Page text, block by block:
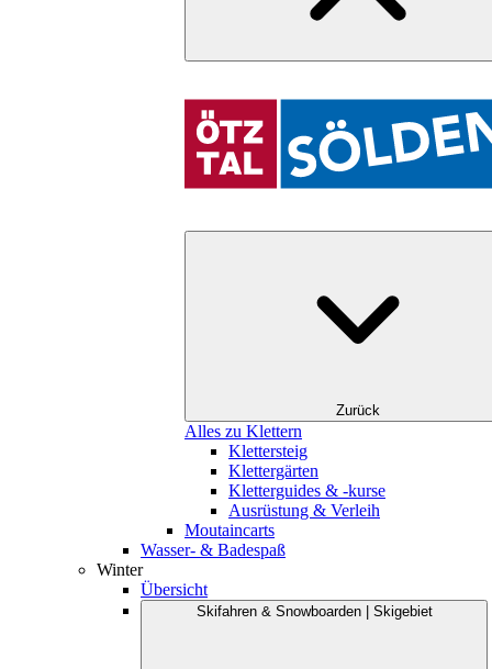
Zurück
Alles zu Klettern
Klettersteig
Klettergärten
Kletterguides & -kurse
Ausrüstung & Verleih
Moutaincarts
Wasser- & Badespaß
Winter
Übersicht
Skifahren & Snowboarden | Skigebiet